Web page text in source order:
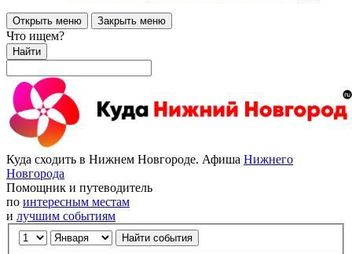
Открыть меню Закрыть меню
Что ищем?
Найти
Куда сходить в Нижнем Новгороде. Афиша Нижнего
Новгорода
Помощник и путеводитель
по интересным местам
и лучшим событиям